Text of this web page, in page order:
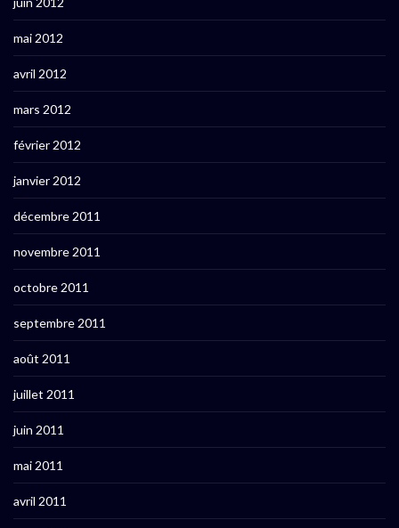
mai 2012
avril 2012
mars 2012
février 2012
janvier 2012
décembre 2011
novembre 2011
octobre 2011
septembre 2011
août 2011
juillet 2011
juin 2011
mai 2011
avril 2011